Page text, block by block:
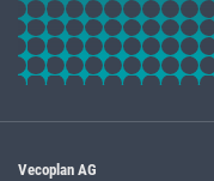
Vecoplan AG